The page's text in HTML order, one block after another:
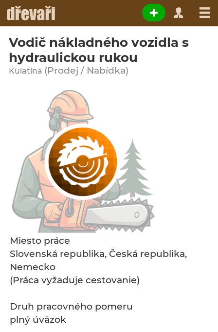
Vodič nákladného vozidla s
hydraulickou rukou
Kulatina (Prodej / Nabídka)
Miesto práce
Slovenská republika, Česká republika,
Nemecko
(Práca vyžaduje cestovanie)
Druh pracovného pomeru
plný úväzok